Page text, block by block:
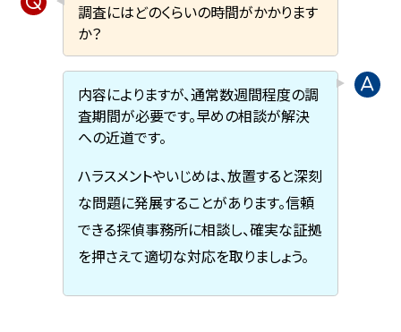
調査にはどのくらいの時間がかかります
か？
内容によりますが、通常数週間程度の調
査期間が必要です。早めの相談が解決
への近道です。
ハラスメントやいじめは、放置すると深刻
な問題に発展することがあります。信頼
できる探偵事務所に相談し、確実な証拠
を押さえて適切な対応を取りましょう。